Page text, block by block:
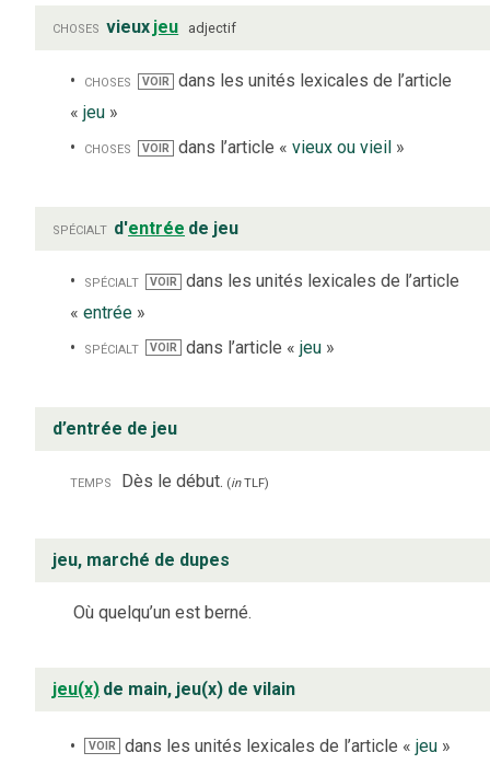
choses vieux jeu adjectif
choses VOIR dans les unités lexicales de l’article
« jeu »
choses
VOIR dans l’article « vieux ou vieil»
spécialt d'entrée de jeu
spécialt VOIR dans les unités lexicales de l’article
« entrée »
spécialt
VOIR dans l’article « jeu»
d’entrée de jeu
temps Dès le début. (inTLF)
jeu, marché de dupes
Où quelqu’un est berné.
jeu(x) de main, jeu(x) de vilain
VOIR dans les unités lexicales de l’article «jeu »